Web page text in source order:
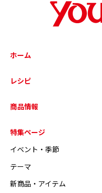
ホーム
レシピ
商品情報
特集ページ
イベント・季節
テーマ
新商品・アイテム